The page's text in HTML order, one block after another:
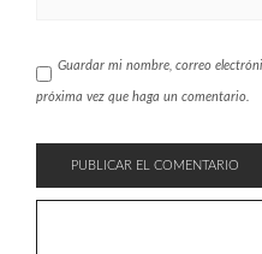
Guardar mi nombre, correo
próxima vez que haga un comentario.